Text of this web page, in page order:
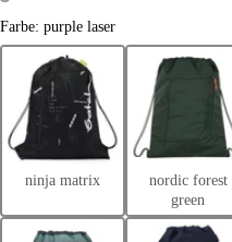
Farbe: purple laser
ninja matrix
nordic forest
green